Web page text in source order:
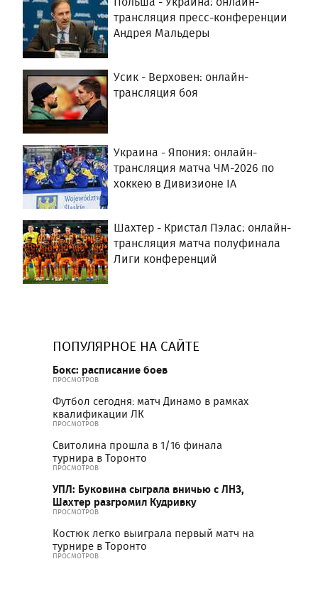
трансляция пресс-конференции
Андрея Мальдеры
Усик - Верховен: онлайн-
трансляция боя
Украина - Япония: онлайн-
трансляция матча ЧМ-2026 по
хоккею в Дивизионе IА
Шахтер - Кристал Пэлас: онлайн-
трансляция матча полуфинала
Лиги конференций
ПОПУЛЯРНОЕ НА САЙТЕ
Бокс: расписание боев
ПРОСМОТРОВ
Футбол сегодня: матч Динамо в рамках
квалификации ЛК
ПРОСМОТРОВ
Свитолина прошла в 1/16 финала
турнира в Торонто
ПРОСМОТРОВ
УПЛ: Буковина сыграла вничью с ЛНЗ,
Шахтер разгромил Кудривку
ПРОСМОТРОВ
Костюк легко выиграла первый матч на
турнире в Торонто
ПРОСМОТРОВ